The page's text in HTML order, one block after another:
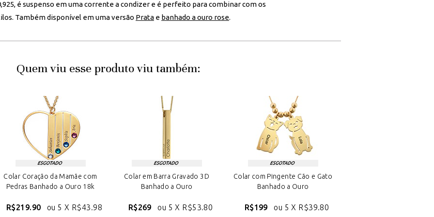
é suspenso em uma corrente a condizer e é perfeito para combinar com os
Também disponível em uma versão Prata e banhado a ouro rose.
Quem viu esse produto viu também:
Colar Coração da Mamãe com
Pedras Banhado a Ouro 18k
R$219.90 ou 5 X R$43.98
Colar em Barra Gravado 3D
Banhado a Ouro
R$269 ou 5 X R$53.80
Colar com Pingente Cão e Gato
Banhado a Ouro
R$199 ou 5 X R$39.80